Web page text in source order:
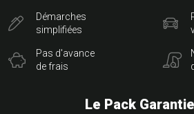
Démarches
simplifiées
Pas d'avance
de frais
Le Pack